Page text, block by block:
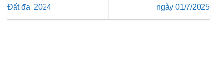
Đất đai 2024
ngày 01/7/2025